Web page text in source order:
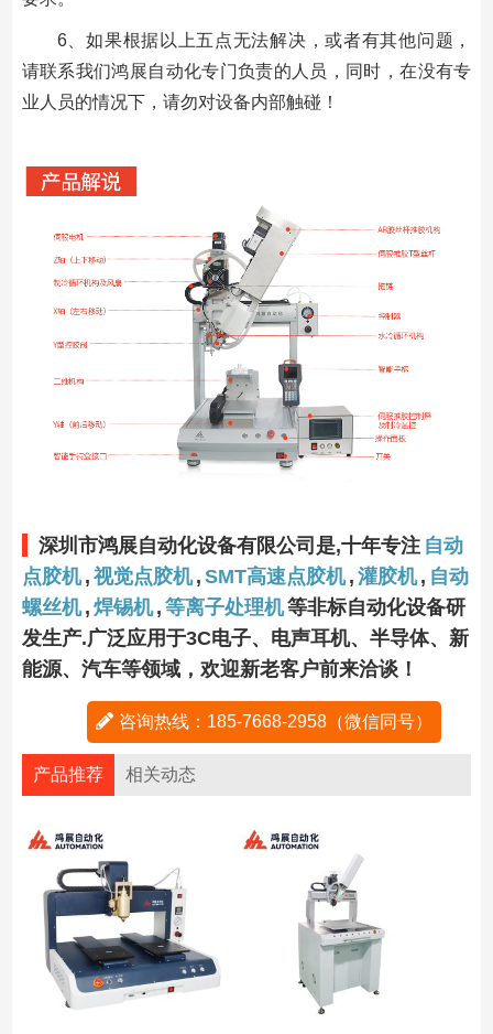
6、如果根据以上五点无法解决，或者有其他问题，
请联系我们鸿展自动化专门负责的人员，同时，在没有专
业人员的情况下，请勿对设备内部触碰！
深圳市鸿展自动化设备有限公司是,十年专注 自动
点胶机 , 视觉点胶机 , SMT高速点胶机 , 灌胶机 , 自动
螺丝机 , 焊锡机 , 等离子处理机等非标自动化设备研
发生产.广泛应用于3C电子、电声耳机、半导体、新
能源、汽车等领域，欢迎新老客户前来洽谈！
咨询热线：185-7668-2958（微信同号）
产品推荐 相关动态